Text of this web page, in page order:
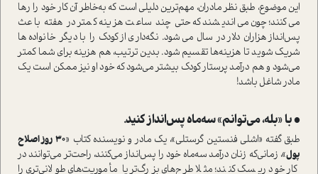
این موضوع، طبق نظر مادران، مهم‌ترین دلیلی ا‌ست که به‌خاطر آن کار خود را رها
می‌کنند؛ چون می‌اندیشند که حتی چند ساعت هزینه کمتر در هفته باعث
پس‌انداز هزاران دلار در سال می‌شود. نگه‌داری از کودک را با دیگر خانواده‌ها
شریک شوید تا هزینه‌ها تقسیم شود. بدین ترتیب، هم هزینه‌ برای شما کمتر
می‌شود و هم در‌آمد پرستار کودک بیشتر می‌شود که خود او نیز ممکن ا‌ست یک
مادر شاغل باشد!
• با «بله، می‌توانم» سه‌ماه پس‌انداز کنید.
طبق گفته «اشلی فنستین گرستلی»، یک مادر و نویسنده کتاب «30 روز اصلاح
پول»، زمانی‌که زنان در‌آمد سه‌ماه خود را پس‌انداز می‌کنند، راحت‌تر می‌توانند در
کار خود ریسک کنند؛ مثلا طرح‌های بزرگ‌تر یا مأموریت‌های طولانی‌تری را